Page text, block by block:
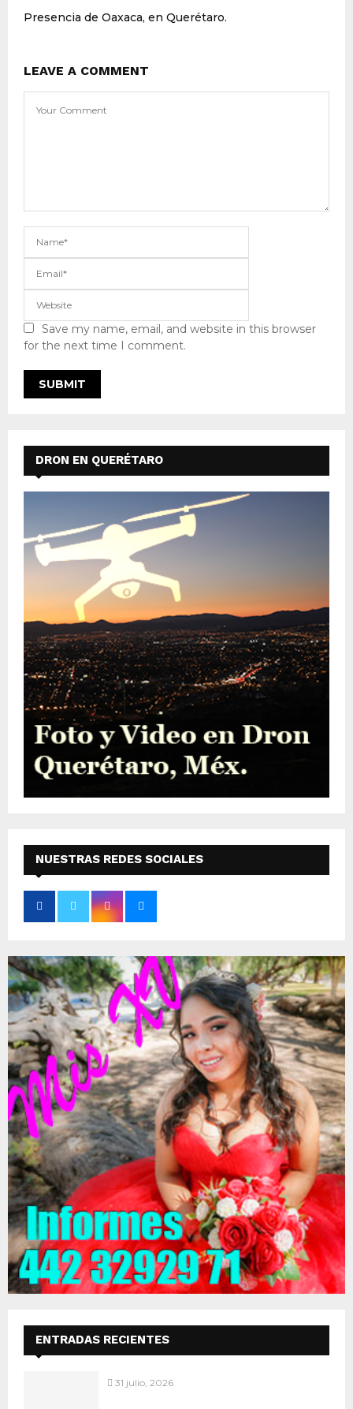
Presencia de Oaxaca, en Querétaro.
LEAVE A COMMENT
Save my name, email, and website in this browser
for the next time I comment.
DRON EN QUERÉTARO
NUESTRAS REDES SOCIALES
ENTRADAS RECIENTES
31 julio, 2026